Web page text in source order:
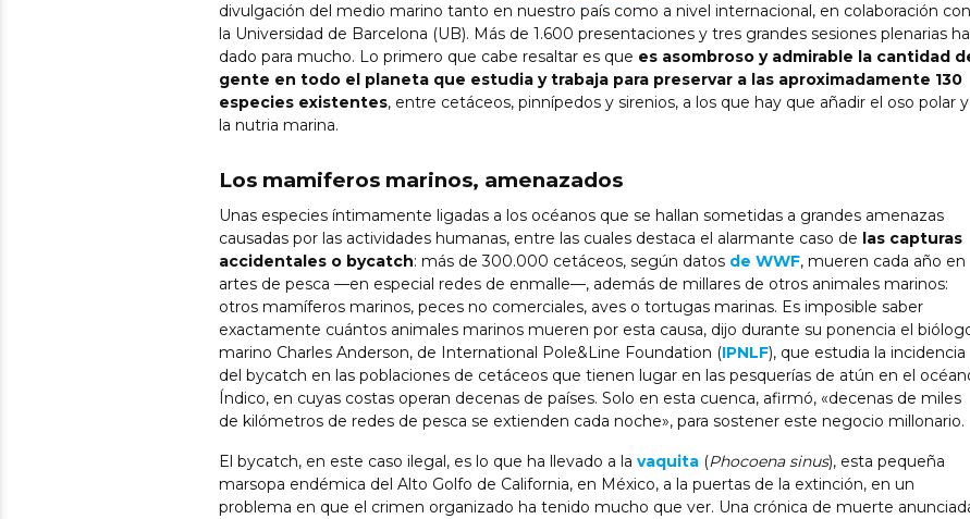
divulgación del medio marino tanto en nuestro país como a nivel internacional, en colaboración con
la Universidad de Barcelona (UB). Más de 1.600 presentaciones y tres grandes sesiones plenarias
dado para mucho. Lo primero que cabe resaltar es que es asombroso y admirable la cantidad
gente en todo el planeta que estudia y trabaja para preservar a las aproximadamente 130
especies existentes, entre cetáceos, pinnípedos y sirenios, a los que hay que añadir el oso polar y
la nutria marina.
Los mamiferos marinos, amenazados
Unas especies íntimamente ligadas a los océanos que se hallan sometidas a grandes amenazas
causadas por las actividades humanas, entre las cuales destaca el alarmante caso de las capturas
accidentales o bycatch: más de 300.000 cetáceos, según datos de WWF, mueren cada año en
artes de pesca —en especial redes de enmalle—, además de millares de otros animales marinos:
otros mamíferos marinos, peces no comerciales, aves o tortugas marinas. Es imposible saber
exactamente cuántos animales marinos mueren por esta causa, dijo durante su ponencia el
marino Charles Anderson, de International Pole&Line Foundation (IPNLF), que estudia la incidencia
del bycatch en las poblaciones de cetáceos que tienen lugar en las pesquerías de atún en el
Índico, en cuyas costas operan decenas de países. Solo en esta cuenca, afirmó, «decenas de miles
de kilómetros de redes de pesca se extienden cada noche», para sostener este negocio millonario.
El bycatch, en este caso ilegal, es lo que ha llevado a la vaquita (Phocoena sinus), esta pequeña
marsopa endémica del Alto Golfo de California, en México, a la puertas de la extinción, en un
problema en que el crimen organizado ha tenido mucho que ver. Una crónica de muerte